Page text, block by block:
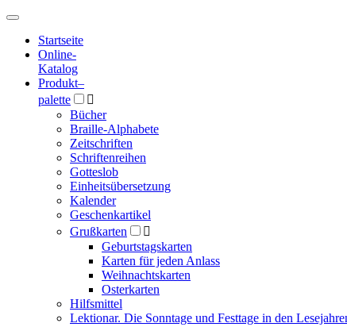
Hauptmenü
Hauptmenü
Startseite
Online-
Katalog
Produkt–
palette

Bücher
Braille-Alphabete
Zeitschriften
Schriftenreihen
Gotteslob
Einheitsübersetzung
Kalender
Geschenkartikel
Grußkarten

Geburtstagskarten
Karten für jeden Anlass
Weihnachtskarten
Osterkarten
Hilfsmittel
Lektionar. Die Sonntage und Festtage in den